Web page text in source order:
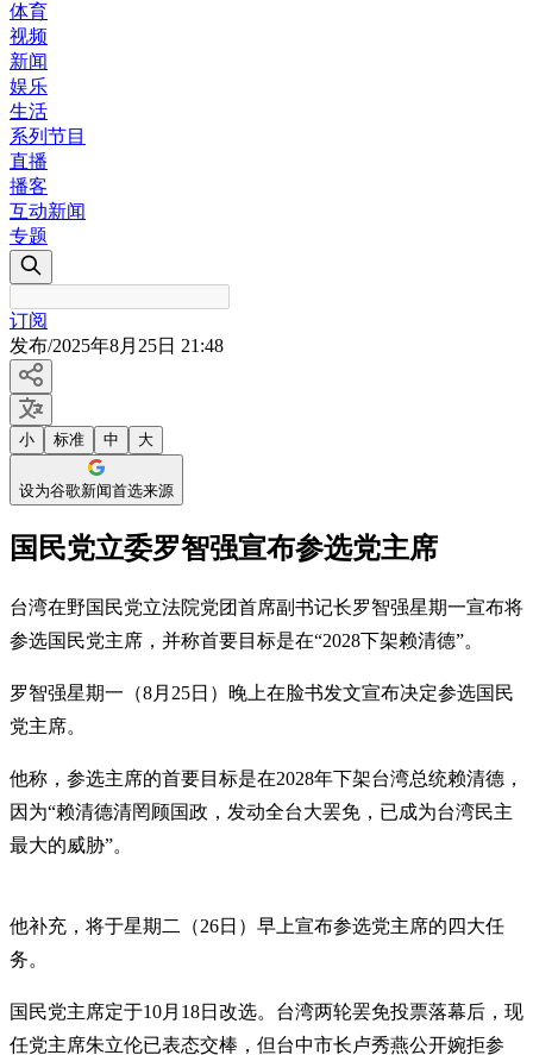
体育
视频
新闻
娱乐
生活
系列节目
直播
播客
互动新闻
专题
订阅
发布/2025年8月25日 21:48
小 标准 中 大
设为谷歌新闻首选来源
国民党立委罗智强宣布参选党主席
台湾在野国民党立法院党团首席副书记长罗智强星期一宣布将
参选国民党主席，并称首要目标是在“2028下架赖清德”。
罗智强星期一（8月25日）晚上在脸书发文宣布决定参选国民
党主席。
他称，参选主席的首要目标是在2028年下架台湾总统赖清德，
因为“赖清德清罔顾国政，发动全台大罢免，已成为台湾民主
最大的威胁”。
他补充，将于星期二（26日）早上宣布参选党主席的四大任
务。
国民党主席定于10月18日改选。台湾两轮罢免投票落幕后，现
任党主席朱立伦已表态交棒，但台中市长卢秀燕公开婉拒参